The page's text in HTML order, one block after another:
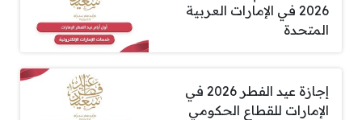
2026 في الإمارات العربية
المتحدة
إجازة عيد الفطر 2026 في
الإمارات للقطاع الحكومي